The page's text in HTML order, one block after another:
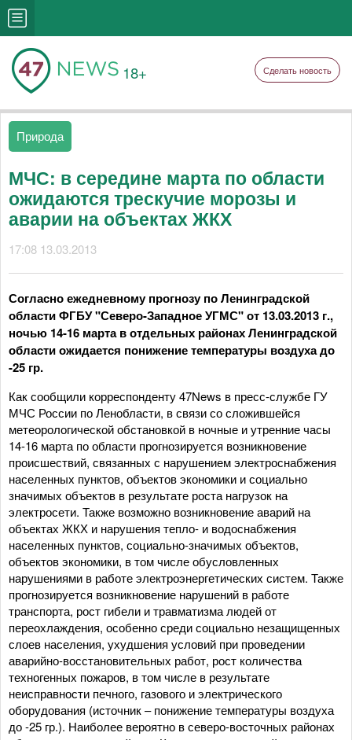
18+ Сделать новость
Природа
МЧС: в середине марта по области
ожидаются трескучие морозы и
аварии на объектах ЖКХ
17:08 13.03.2013
Согласно ежедневному прогнозу по Ленинградской
области ФГБУ "Северо-Западное УГМС" от 13.03.2013 г.,
ночью 14-16 марта в отдельных районах Ленинградской
области ожидается понижение температуры воздуха до
-25 гр.
Как сообщили корреспонденту 47News в пресс-службе ГУ
МЧС России по Ленобласти, в связи со сложившейся
метеорологической обстановкой в ночные и утренние часы
14-16 марта по области прогнозируется возникновение
происшествий, связанных с нарушением электроснабжения
населенных пунктов, объектов экономики и социально
значимых объектов в результате роста нагрузок на
электросети. Также возможно возникновение аварий на
объектах ЖКХ и нарушения тепло- и водоснабжения
населенных пунктов, социально-значимых объектов,
объектов экономики, в том числе обусловленных
нарушениями в работе электроэнергетических систем. Также
прогнозируется возникновение нарушений в работе
транспорта, рост гибели и травматизма людей от
переохлаждения, особенно среди социально незащищенных
слоев населения, ухудшения условий при проведении
аварийно-восстановительных работ, рост количества
техногенных пожаров, в том числе в результате
неисправности печного, газового и электрического
оборудования (источник – понижение температуры воздуха
до -25 гр.). Наиболее вероятно в северо-восточных районах